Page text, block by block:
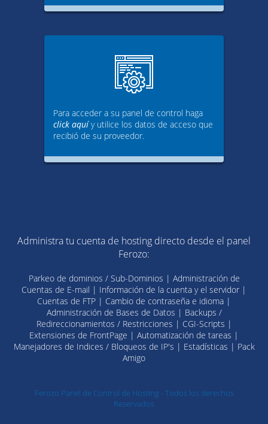
Para acceder a su panel de control haga
click aquíy utilice los datos de acceso que
recibió de su proveedor.
Administra tu cuenta de hosting directo desde el panel
Ferozo:
Parkeo de dominios / Sub-Dominios | Administración de
Cuentas de E-mail | Información de la cuenta y el servidor |
Cuentas de FTP | Cambio de contraseña e idioma |
Administración de Bases de Datos | Backups /
Redireccionamientos / Restricciones | CGI-Scripts |
Extensiones de FrontPage | Automatización de tareas |
Manejadores de Indices / Bloqueos de IP's | Estadísticas | Pack
Amigo
Ferozo Panel de Control de Hosting - Todos los derechos
Reservados